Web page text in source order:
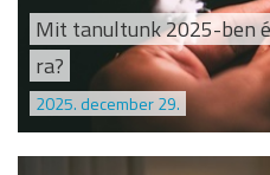
Mit tanultunk 2025-ben
ra?
2025. december 29.